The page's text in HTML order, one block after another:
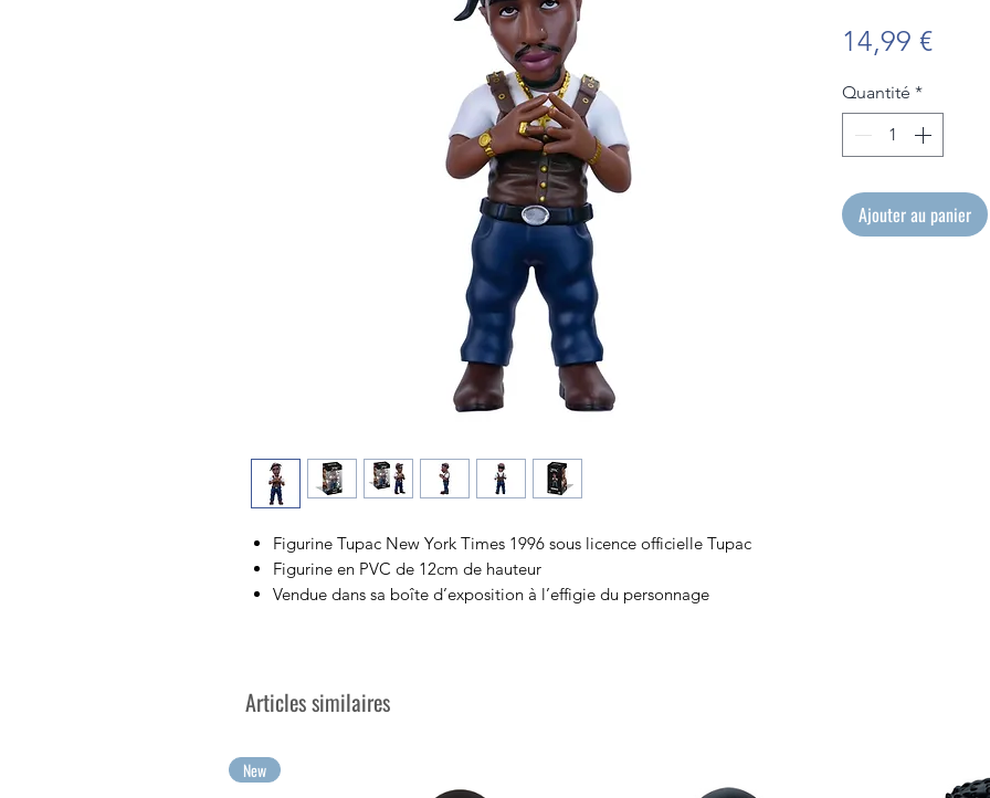
Figurine Tupac New York Times 1996 sous licence officielle Tupac
Figurine en PVC de 12cm de hauteur
Vendue dans sa boîte d’exposition à l’effigie du personnage
14,99 €Prix
Quantité *
Ajouter au panier
Articles similaires
New